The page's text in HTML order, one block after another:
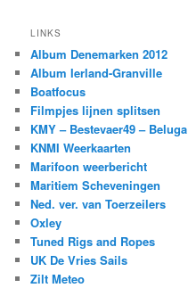
LINKS
Album Denemarken 2012
Album Ierland-Granville
Boatfocus
Filmpjes lijnen splitsen
KMY – Bestevaer49 – Beluga
KNMI Weerkaarten
Marifoon weerbericht
Maritiem Scheveningen
Ned. ver. van Toerzeilers
Oxley
Tuned Rigs and Ropes
UK De Vries Sails
Zilt Meteo